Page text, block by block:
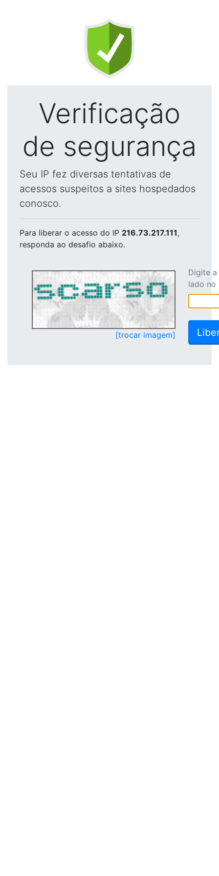
Verificação
de segurança
Seu IP fez diversas tentativas de
acessos suspeitos a sites hospedados
conosco.
Para liberar o acesso do IP 216.73.217.111,
responda ao desafio abaixo.
[trocar imagem]
Digite
lado no